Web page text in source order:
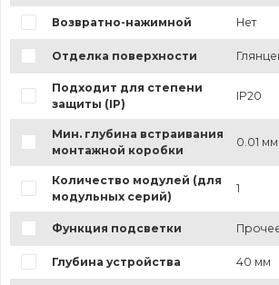
Возвратно-нажимной Нет
Отделка поверхности
Подходит для степени
защиты (IP)
IP20
Мин. глубина встраивания
монтажной коробки
0.01 мм
Количество модулей (для
модульных серий)
1
Функция подсветки
Глубина устройства 40 мм